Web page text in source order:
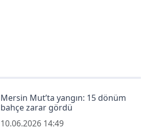
Mersin Mut’ta yangın: 15 dönüm
bahçe zarar gördü
10.06.2026 14:49